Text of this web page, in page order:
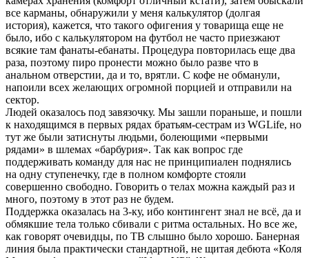
все карманы, обнаружили у меня калькулятор (долгая
история), кажется, что такого офигения у товарища еще не
было, ибо с калькулятором на футбол не часто приезжают
всякие там фанаты-ебанаты. Процедура повторилась еще два
раза, поэтому пиро пронести можно было разве что в
анальном отверстии, да и то, врятли. С кофе не обманули,
напоили всех желающих огромной порцией и отправили на
сектор.
Людей оказалось под завязочку. Мы зашли пораньше, и пошли
к находящимся в первых рядах братьям-сестрам из WGLife, но
тут же были затиснуты людьми, болеющими «первыми
рядами» в шлемах «барбурия». Так как вопрос где
поддерживать команду для нас не принципиален поднялись
на одну ступенечку, где в полном комфорте стояли
совершенно свободно. Говорить о телах можна каждый раз и
много, поэтому в этот раз не будем.
Поддержка оказалась на 3-ку, ибо контингент знал не всё, да и
обмякшие тела только сбивали с ритма остальных. Но все же,
как говорят очевидцы, по ТВ слышно было хорошо. Банерная
линия была практически стандартной, не щитая дебюта «Коля